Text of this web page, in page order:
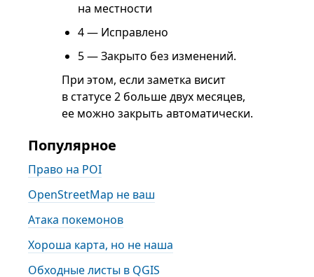
на местности
4 — Исправлено
5 — Закрыто без изменений.
При этом, если заметка висит
в статусе 2 больше двух месяцев,
ее можно закрыть автоматически.
Популярное
Право на POI
OpenStreetMap не ваш
Атака покемонов
Хороша карта, но не наша
Обходные листы в QGIS